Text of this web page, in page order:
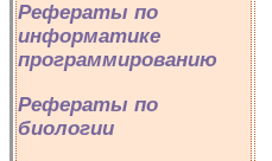
Рефераты по
информатике
программированию
Рефераты по
биологии